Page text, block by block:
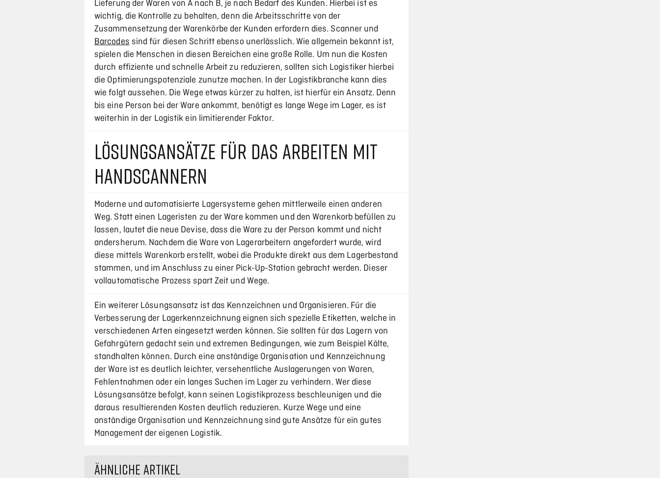
Lieferung der Waren von A nach B, je nach Bedarf des Kunden. Hierbei ist es
wichtig, die Kontrolle zu behalten, denn die Arbeitsschritte von der
Zusammensetzung der Warenkörbe der Kunden erfordern dies. Scanner und
Barcodessind für diesen Schritt ebenso unerlässlich. Wie allgemein bekannt ist,
spielen die Menschen in diesen Bereichen eine große Rolle. Um nun die Kosten
durch effiziente und schnelle Arbeit zu reduzieren, sollten sich Logistiker hierbei
die Optimierungspotenziale zunutze machen. In der Logistikbranche kann dies
wie folgt aussehen. Die Wege etwas kürzer zu halten, ist hierfür ein Ansatz. Denn
bis eine Person bei der Ware ankommt, benötigt es lange Wege im Lager, es ist
weiterhin in der Logistik ein limitierender Faktor.
LÖSUNGSANSÄTZE FÜR DAS ARBEITEN MIT
HANDSCANNERN
Moderne und automatisierte Lagersysteme gehen mittlerweile einen anderen
Weg. Statt einen Lageristen zu der Ware kommen und den Warenkorb befüllen zu
lassen, lautet die neue Devise, dass die Ware zu der Person kommt und nicht
andersherum. Nachdem die Ware von Lagerarbeitern angefordert wurde, wird
diese mittels Warenkorb erstellt, wobei die Produkte direkt aus dem Lagerbestand
stammen, und im Anschluss zu einer Pick-Up-Station gebracht werden. Dieser
vollautomatische Prozess spart Zeit und Wege.
Ein weiterer Lösungsansatz ist das Kennzeichnen und Organisieren. Für die
Verbesserung der Lagerkennzeichnung eignen sich spezielle Etiketten, welche in
verschiedenen Arten eingesetzt werden können. Sie sollten für das Lagern von
Gefahrgütern gedacht sein und extremen Bedingungen, wie zum Beispiel Kälte,
standhalten können. Durch eine anständige Organisation und Kennzeichnung
der Ware ist es deutlich leichter, versehentliche Auslagerungen von Waren,
Fehlentnahmen oder ein langes Suchen im Lager zu verhindern. Wer diese
Lösungsansätze befolgt, kann seinen Logistikprozess beschleunigen und die
daraus resultierenden Kosten deutlich reduzieren. Kurze Wege und eine
anständige Organisation und Kennzeichnung sind gute Ansätze für ein gutes
Management der eigenen Logistik.
ÄHNLICHE ARTIKEL